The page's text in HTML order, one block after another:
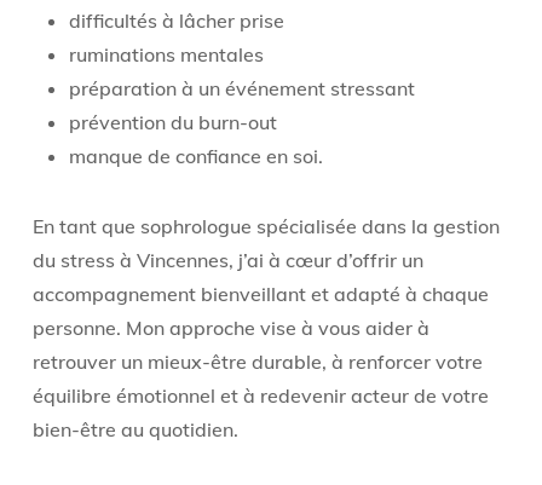
difficultés à lâcher prise
ruminations mentales
préparation à un événement stressant
prévention du burn-out
manque de confiance en soi.
En tant que sophrologue spécialisée dans la gestion
du stress à Vincennes, j’ai à cœur d’offrir un
accompagnement bienveillant et adapté à chaque
personne. Mon approche vise à vous aider à
retrouver un mieux-être durable, à renforcer votre
équilibre émotionnel et à redevenir acteur de votre
bien-être au quotidien.